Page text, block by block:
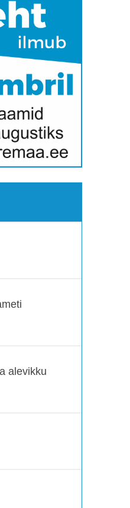
alevikku